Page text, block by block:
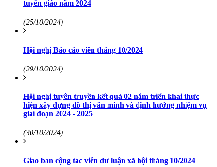
tuyên giáo năm 2024
(25/10/2024)
Hội nghị Báo cáo viên tháng 10/2024
(29/10/2024)
Hội nghị tuyên truyền kết quả 02 năm triển khai thực
hiện xây dựng đô thị văn minh và định hướng nhiệm vụ
giai đoạn 2024 - 2025
(30/10/2024)
Giao ban cộng tác viên dư luận xã hội tháng 10/2024